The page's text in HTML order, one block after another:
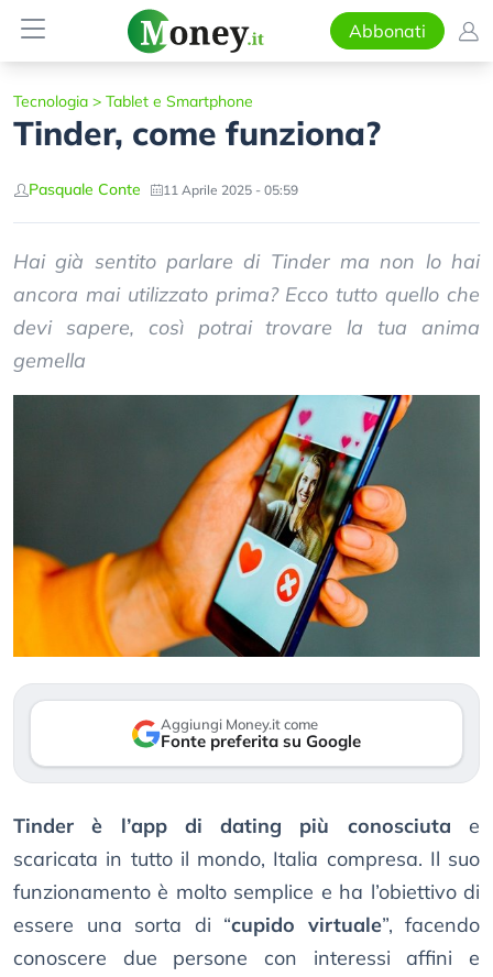
Abbonati
Tecnologia > Tablet e Smartphone
Tinder, come funziona?
Pasquale Conte 11 Aprile 2025 - 05:59
Hai già sentito parlare di Tinder ma non lo hai
ancora mai utilizzato prima? Ecco tutto quello che
devi sapere, così potrai trovare la tua anima
gemella
Aggiungi Money.it come
Fonte preferita su Google
Tinder è l’app di dating più conosciuta e
scaricata in tutto il mondo, Italia compresa. Il suo
funzionamento è molto semplice e ha l’obiettivo di
essere una sorta di “cupido virtuale”, facendo
conoscere due persone con interessi affini e